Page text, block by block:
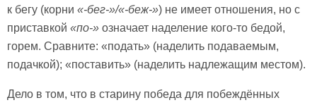
к бегу (корни «-бег-»/«-беж-») не имеет отношения, но с
приставкой «по-» означает наделение кого-то бедой,
горем. Сравните: «подать» (наделить подаваемым,
подачкой); «поставить» (наделить надлежащим местом).
Дело в том, что в старину победа для побеждённых